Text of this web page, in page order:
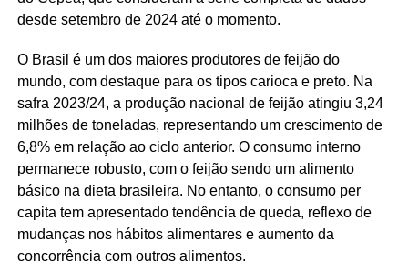
desde setembro de 2024 até o momento.
O Brasil é um dos maiores produtores de feijão do
mundo, com destaque para os tipos carioca e preto. Na
safra 2023/24, a produção nacional de feijão atingiu 3,24
milhões de toneladas, representando um crescimento de
6,8% em relação ao ciclo anterior. O consumo interno
permanece robusto, com o feijão sendo um alimento
básico na dieta brasileira. No entanto, o consumo per
capita tem apresentado tendência de queda, reflexo de
mudanças nos hábitos alimentares e aumento da
concorrência com outros alimentos.